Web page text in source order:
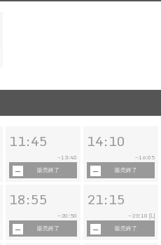
11:45
~ 13:40
販売終了
14:10
~ 16:05
販売終了
18:55
~ 20:50
販売終了
21:15
~ 23:10 [L]
販売終了